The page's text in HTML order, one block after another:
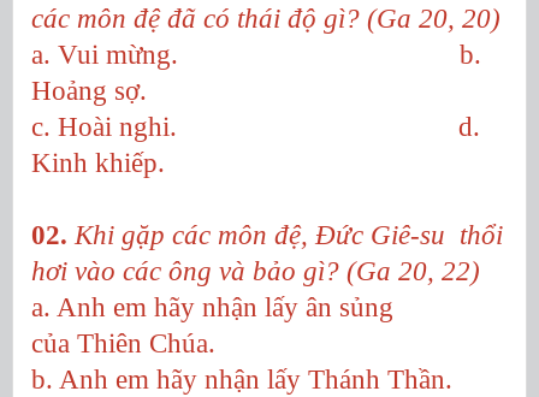
các môn đệ đã có thái độ gì? (Ga 20, 20)
a. Vui mừng. b.
Hoảng sợ.
c. Hoài nghi. d.
Kinh khiếp.
02. Khi gặp các môn đệ, Đức Giê-su thổi
hơi vào các ông và bảo gì? (Ga 20, 22)
a. Anh em hãy nhận lấy ân sủng
của Thiên Chúa.
b. Anh em hãy nhận lấy Thánh Thần.